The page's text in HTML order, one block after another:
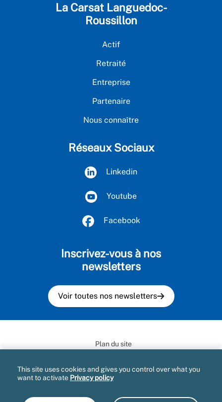
La Carsat Languedoc-
Roussillon
Actif
Retraité
Entreprise
Partenaire
Nous connaître
Réseaux Sociaux
Linkedin
Youtube
Facebook
Inscrivez-vous à nos
newsletters
Voir toutes nos newsletters
Plan du site
Informatique et libertés
Accessibilité : partiellement conforme
This site uses cookies and gives you control over what you
want to activate Privacy policy